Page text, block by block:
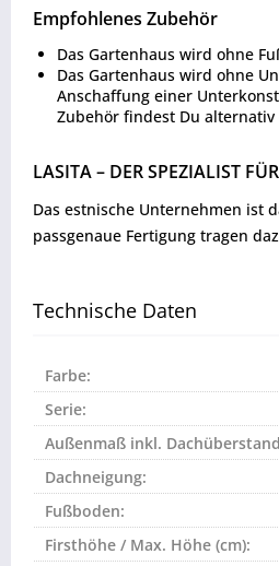
Empfohlenes Zubehör
Das Gartenhaus wird ohne
Das Gartenhaus wird ohne
Anschaffung einer
Zubehör findest Du
LASITA – DER SPEZIALIST
Das estnische Unternehmen ist
passgenaue Fertigung tragen
Technische Daten
Farbe:
Serie:
Außenmaß inkl.
Dachneigung:
Fußboden:
Firsthöhe / Max. Höhe (cm):